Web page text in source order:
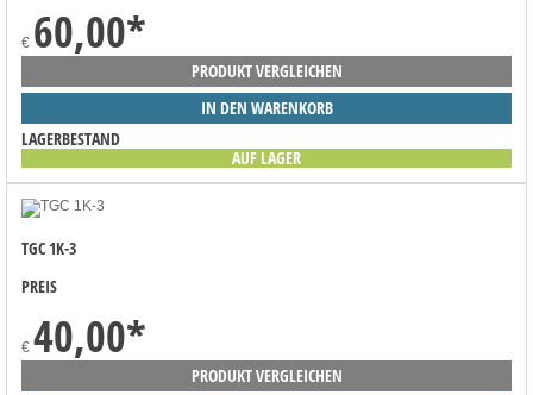
€ 60,00*
PRODUKT VERGLEICHEN
IN DEN WARENKORB
LAGERBESTAND
AUF LAGER
TGC 1K-3
PREIS
€ 40,00*
PRODUKT VERGLEICHEN